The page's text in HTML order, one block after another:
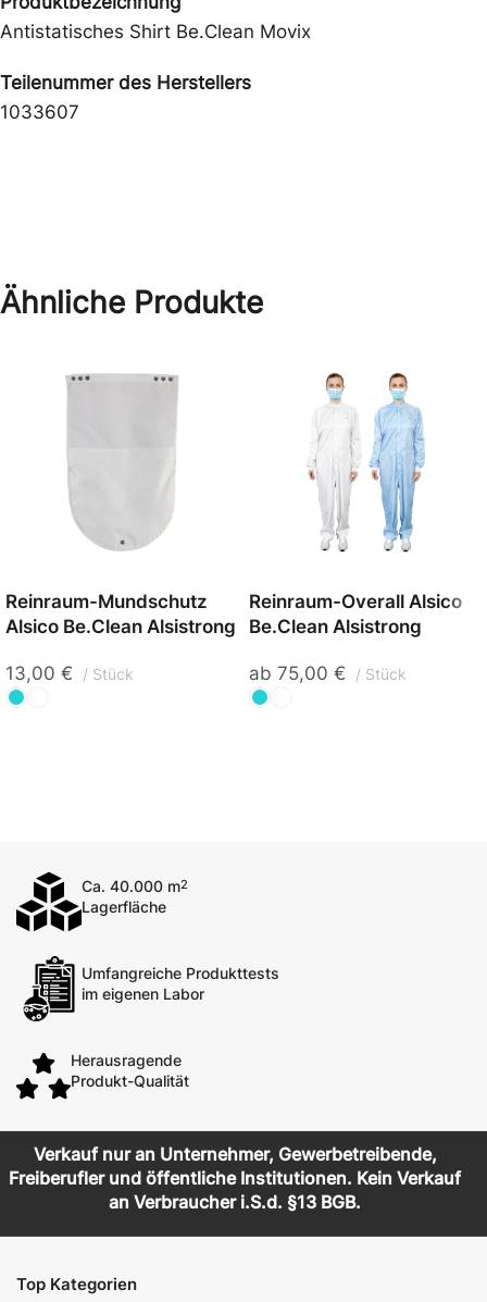
Antistatisches Shirt Be.Clean Movix
Teilenummer des Herstellers
1033607
Ähnliche Produkte
Reinraum-Mundschutz
Alsico Be.Clean Alsistrong
13,00 € Stück
Reinraum-Overall Alsico
Be.Clean Alsistrong
ab 75,00 € Stück
Ca. 40.000 m2
Lagerfläche
Umfangreiche Produkttests
im eigenen Labor
Herausragende
Produkt-Qualität
Verkauf nur an Unternehmer, Gewerbetreibende,
Freiberufler und öffentliche Institutionen. Kein Verkauf
an Verbraucher i.S.d. §13 BGB.
Top Kategorien